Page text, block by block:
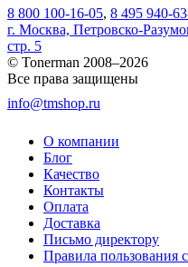
8 800 100-16-05, 8 495 940-
г. Москва, Петровско-
стр. 5
© Tonerman 2008–2026
Все права защищены
info@tmshop.ru
О компании
Блог
Качество
Контакты
Оплата
Доставка
Письмо директору
Правила пользования